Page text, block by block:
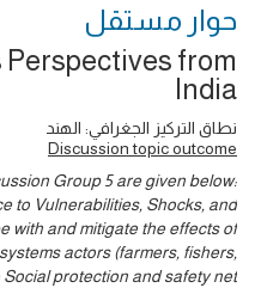
حوار ‎مستقل
Perspectives from
India
نطاق التركيز الجغرافي: الهند
Discussion topic outcome
Group 5 are given below:
to Vulnerabilities, Shocks, and
with and mitigate the effects of
actors (farmers, fishers,
protection and safety net